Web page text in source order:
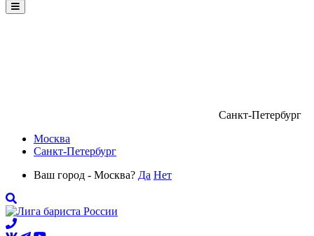
Menu
Санкт-Петербург
Москва
Санкт-Петербург
Ваш город - Москва? Да Нет